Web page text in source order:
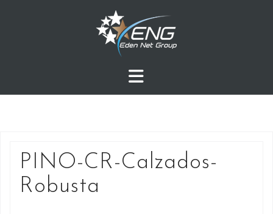
PINO-CR-Calzados-
Robusta